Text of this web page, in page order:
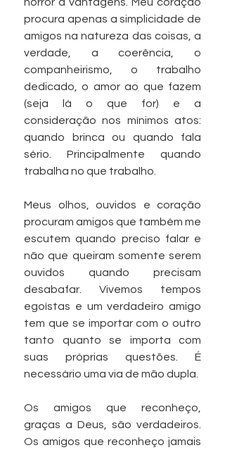
procura apenas a simplicidade de
amigos na natureza das coisas, a
verdade, a coerência, o
companheirismo, o trabalho
dedicado, o amor ao que fazem
(seja lá o que for) e a
consideração nos mínimos atos:
quando brinca ou quando fala
sério. Principalmente quando
trabalha no que trabalho.
Meus olhos, ouvidos e coração
procuram amigos que também me
escutem quando preciso falar e
não que queiram somente serem
ouvidos quando precisam
desabafar. Vivemos tempos
egoístas e um verdadeiro amigo
tem que se importar com o outro
tanto quanto se importa com
suas próprias questões. É
necessário uma via de mão dupla.
Os amigos que reconheço,
graças a Deus, são verdadeiros.
Os amigos que reconheço jamais